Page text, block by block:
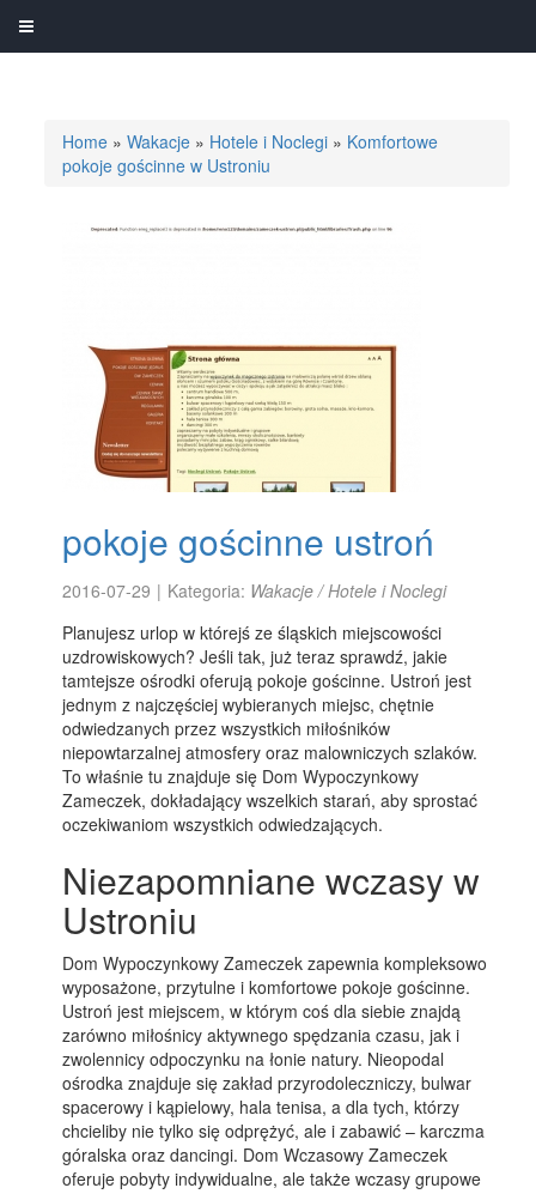
Home »Wakacje » Hotele i Noclegi » Komfortowe
pokoje gościnne w Ustroniu
pokoje gościnne ustroń
2016-07-29 | Kategoria: Wakacje / Hotele i Noclegi
Planujesz urlop w którejś ze śląskich miejscowości
uzdrowiskowych? Jeśli tak, już teraz sprawdź, jakie
tamtejsze ośrodki oferują pokoje gościnne. Ustroń jest
jednym z najczęściej wybieranych miejsc, chętnie
odwiedzanych przez wszystkich miłośników
niepowtarzalnej atmosfery oraz malowniczych szlaków.
To właśnie tu znajduje się Dom Wypoczynkowy
Zameczek, dokładający wszelkich starań, aby sprostać
oczekiwaniom wszystkich odwiedzających.
Niezapomniane wczasy w
Ustroniu
Dom Wypoczynkowy Zameczek zapewnia kompleksowo
wyposażone, przytulne i komfortowe pokoje gościnne.
Ustroń jest miejscem, w którym coś dla siebie znajdą
zarówno miłośnicy aktywnego spędzania czasu, jak i
zwolennicy odpoczynku na łonie natury. Nieopodal
ośrodka znajduje się zakład przyrodoleczniczy, bulwar
spacerowy i kąpielowy, hala tenisa, a dla tych, którzy
chcieliby nie tylko się odprężyć, ale i zabawić – karczma
góralska oraz dancingi. Dom Wczasowy Zameczek
oferuje pobyty indywidualne, ale także wczasy grupowe